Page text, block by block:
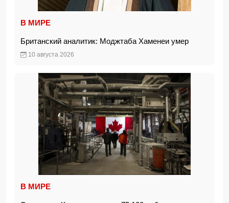
В МИРЕ
Британский аналитик: Моджтаба Хаменеи умер
10 августа 2026
В МИРЕ